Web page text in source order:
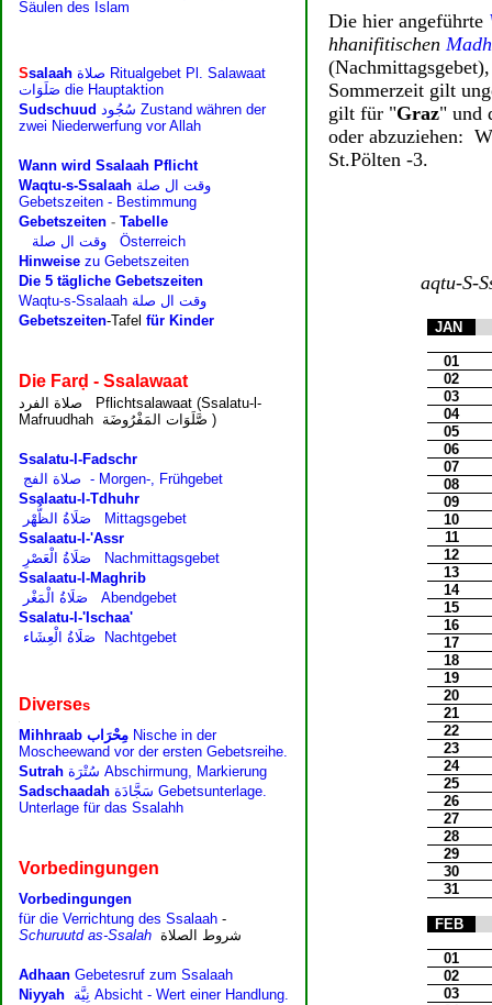
Die hier angeführte
hhanifitischen
Sommerzeit gilt
gilt für "Graz" und
oder abzuziehen:
St.Pölten -3.
aqtu-S-
JAN
01
02
03
04
05
06
07
08
09
10
11
12
13
14
15
16
17
18
19
20
21
22
23
24
25
26
27
28
29
30
31
FEB
01
02
03